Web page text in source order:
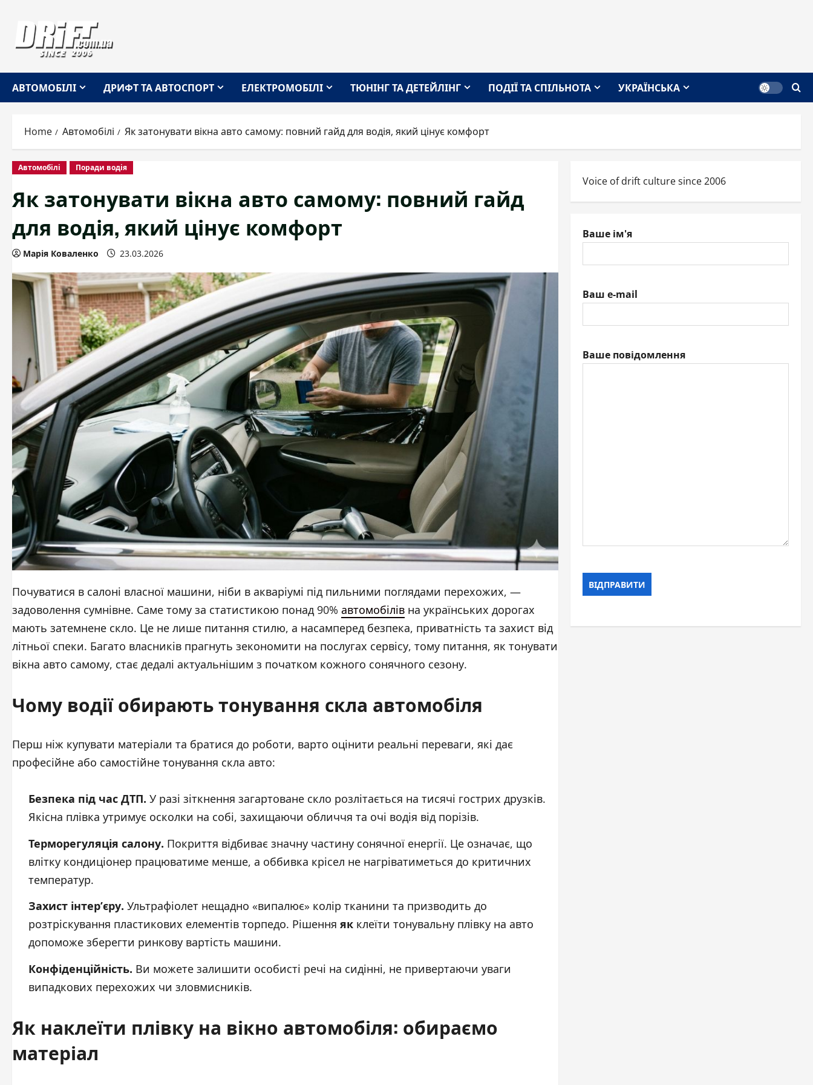
content
АВТОМОБІЛІ ДРИФТ ТА АВТОСПОРТ ЕЛЕКТРОМОБІЛІ ТЮНІНГ ТА ДЕТЕЙЛІНГ ПОДІЇ ТА СПІЛЬНОТА УКРАЇНСЬКА
Home Автомобілі Як затонувати вікна авто самому: повний гайд для водія, який цінує комфорт
Автомобілі Поради водія
Як затонувати вікна авто самому: повний гайд
для водія, який цінує комфорт
Марія Коваленко 23.03.2026
Почуватися в салоні власної машини, ніби в акваріумі під пильними поглядами перехожих, —
задоволення сумнівне. Саме тому за статистикою понад 90% автомобілів на українських дорогах
мають затемнене скло. Це не лише питання стилю, а насамперед безпека, приватність та захист від
літньої спеки. Багато власників прагнуть зекономити на послугах сервісу, тому питання, як тонувати
вікна авто самому, стає дедалі актуальнішим з початком кожного сонячного сезону.
Чому водії обирають тонування скла автомобіля
Перш ніж купувати матеріали та братися до роботи, варто оцінити реальні переваги, які дає
професійне або самостійне тонування скла авто:
Безпека під час ДТП. У разі зіткнення загартоване скло розлітається на тисячі гострих друзків.
Якісна плівка утримує осколки на собі, захищаючи обличчя та очі водія від порізів.
Терморегуляція салону. Покриття відбиває значну частину сонячної енергії. Це означає, що
влітку кондиціонер працюватиме менше, а оббивка крісел не нагріватиметься до критичних
температур.
Захист інтер’єру. Ультрафіолет нещадно «випалює» колір тканини та призводить до
розтріскування пластикових елементів торпедо. Рішення як клеїти тонувальну плівку на авто
допоможе зберегти ринкову вартість машини.
Конфіденційність. Ви можете залишити особисті речі на сидінні, не привертаючи уваги
випадкових перехожих чи зловмисників.
Як наклеїти плівку на вікно автомобіля: обираємо
матеріал
Voice of drift culture since 2006
Ваше ім'я
Ваш e-mail
Ваше повідомлення